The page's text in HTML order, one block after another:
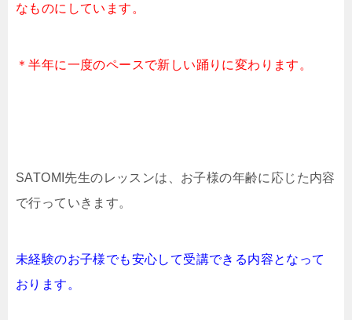
なものにしています。
＊半年に一度のペースで新しい踊りに変わります。
SATOMI先生のレッスンは、お子様の年齢に応じた内容
で行っていきます。
未経験のお子様でも安心して受講できる内容となって
おります。